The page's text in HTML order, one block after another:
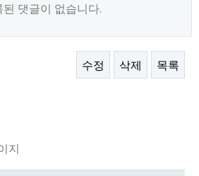
된 댓글이 없습니다.
수정 삭제 목록
지